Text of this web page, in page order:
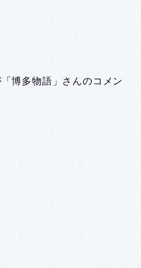
博多物語」さんのコメン